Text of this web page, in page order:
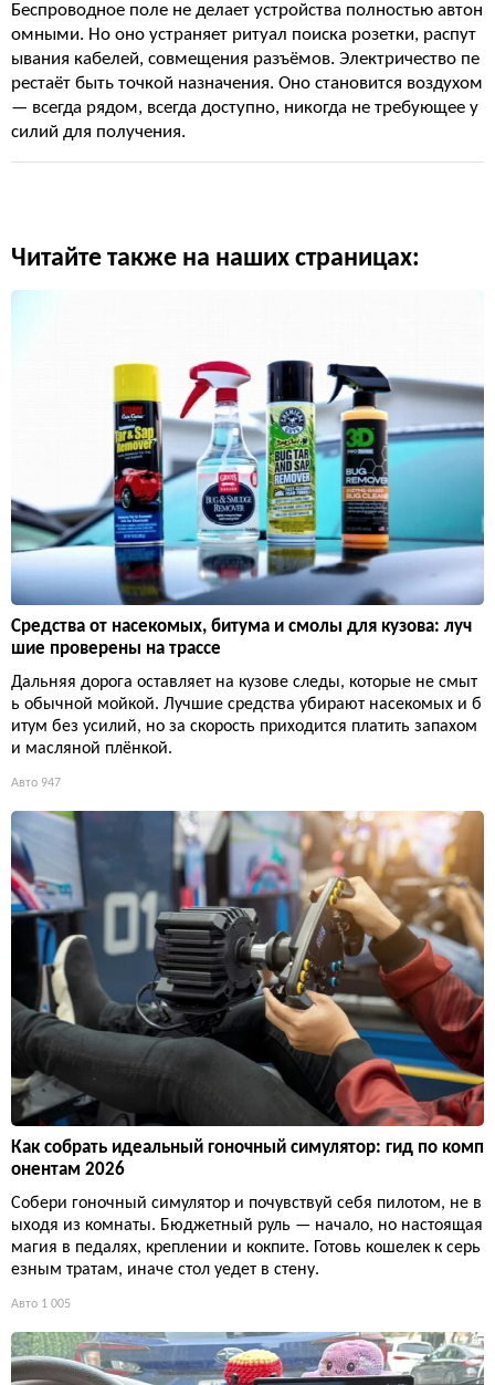
Беспроводное поле не делает устройства полностью автон
омными. Но оно устраняет ритуал поиска розетки, распут
ывания кабелей, совмещения разъёмов. Электричество пе
рестаёт быть точкой назначения. Оно становится воздухом
— всегда рядом, всегда доступно, никогда не требующее у
силий для получения.
Читайте также на наших страницах:
Средства от насекомых, битума и смолы для кузова: луч
шие проверены на трассе
Дальняя дорога оставляет на кузове следы, которые не смыт
ь обычной мойкой. Лучшие средства убирают насекомых и б
итум без усилий, но за скорость приходится платить запахом
и масляной плёнкой.
Авто 947
Как собрать идеальный гоночный симулятор: гид по комп
онентам 2026
Собери гоночный симулятор и почувствуй себя пилотом, не в
ыходя из комнаты. Бюджетный руль — начало, но настоящая
магия в педалях, креплении и кокпите. Готовь кошелек к серь
езным тратам, иначе стол уедет в стену.
Авто 1 005